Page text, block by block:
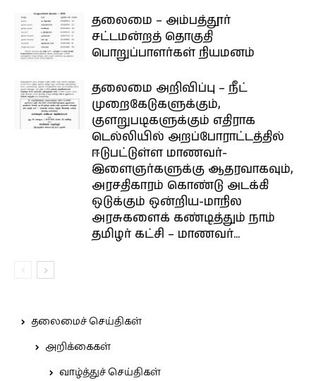
தலைமை – அம்பத்தூர்
சட்டமன்றத் தொகுதி
பொறுப்பாளர்கள் நியமனம்
தலைமை அறிவிப்பு – நீட்
முறைகேடுகளுக்கும்,
குளறுபடிகளுக்கும் எதிராக
டெல்லியில் அறப்போராட்டத்தில்
ஈடுபட்டுள்ள மாணவர்-
இளைஞர்களுக்கு ஆதரவாகவும்,
அரசதிகாரம் கொண்டு அடக்கி
ஒடுக்கும் ஒன்றிய-மாநில
அரசுகளைக் கண்டித்தும் நாம்
தமிழர் கட்சி – மாணவர்...
தலைமைச் செய்திகள்
அறிக்கைகள்
வாழ்த்துச் செய்திகள்